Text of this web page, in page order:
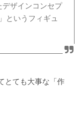
デザインコンセプ
というフィギュ
とても大事な「作